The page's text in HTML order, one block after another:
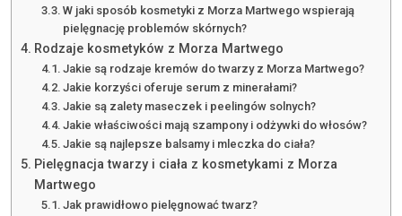
W jaki sposób kosmetyki z Morza Martwego wspierają
pielęgnację problemów skórnych?
Rodzaje kosmetyków z Morza Martwego
Jakie są rodzaje kremów do twarzy z Morza Martwego?
Jakie korzyści oferuje serum z minerałami?
Jakie są zalety maseczek i peelingów solnych?
Jakie właściwości mają szampony i odżywki do włosów?
Jakie są najlepsze balsamy i mleczka do ciała?
Pielęgnacja twarzy i ciała z kosmetykami z Morza
Martwego
Jak prawidłowo pielęgnować twarz?